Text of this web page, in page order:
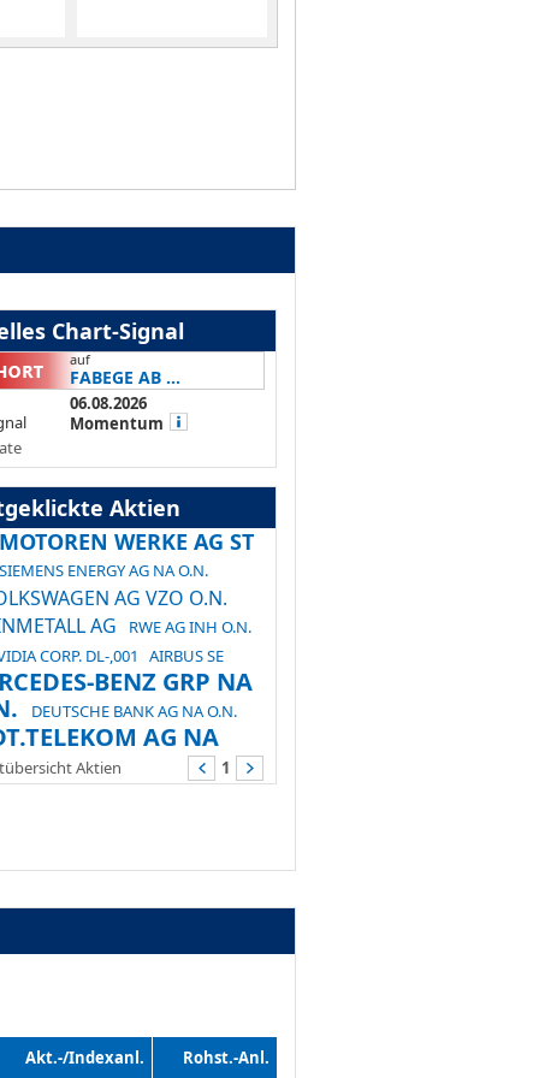
Chart-Signal
auf
FABEGE AB ...
06.08.2026
Momentum
Aktien
WERKE AG ST
SIEMENS ENERGY AG NA O.N.
AG VZO O.N.
AG
RWE AG INH O.N.
CORP. DL-,001
AIRBUS SE
BENZ GRP NA
DEUTSCHE BANK AG NA O.N.
AG NA
Aktien 1
Akt.-/Indexanl.
Rohst.-Anl.